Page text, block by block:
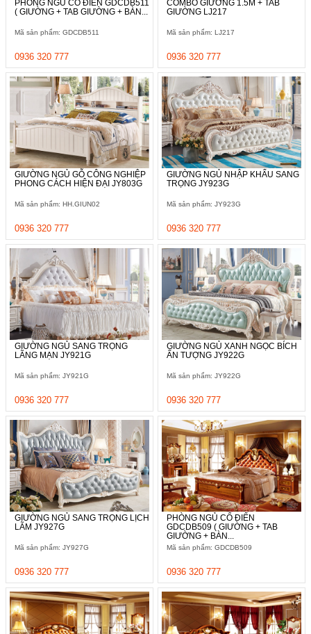
Nội
Thất
Công,
Vườn
Bàn
công,
Phụ
Trang
Trí
Cây
cảnh
, đồ
trang
Nhà
Hàng
Thất
Nhà
Hàng
PHÒNG NGỦ CỔ ĐIỂN GDCDB511
( GIƯỜNG + TAB GIƯỜNG + BÀN...
Mã sản phẩm: GDCDB511
0936 320 777
COMBO GIƯỜNG 1.5M + TAB
GIƯỜNG LJ217
Mã sản phẩm: LJ217
0936 320 777
GIƯỜNG NGỦ GỖ CÔNG NGHIỆP
PHONG CÁCH HIỆN ĐẠI JY803G
Mã sản phẩm: HH.GIUN02
0936 320 777
GIƯỜNG NGỦ NHẬP KHẨU SANG
TRỌNG JY923G
Mã sản phẩm: JY923G
0936 320 777
GIƯỜNG NGỦ SANG TRỌNG
LÃNG MẠN JY921G
Mã sản phẩm: JY921G
0936 320 777
GIƯỜNG NGỦ XANH NGỌC BÍCH
ẤN TƯỢNG JY922G
Mã sản phẩm: JY922G
0936 320 777
GIƯỜNG NGỦ SANG TRỌNG LỊCH
LÃM JY927G
Mã sản phẩm: JY927G
0936 320 777
PHÒNG NGỦ CỔ ĐIỂN
GDCDB509 ( GIƯỜNG + TAB
GIƯỜNG + BÀN...
Mã sản phẩm: GDCDB509
0936 320 777